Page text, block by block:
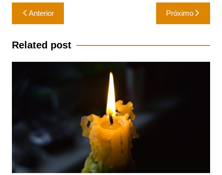
Navegação
de
Post
Anterior Próximo
Related post